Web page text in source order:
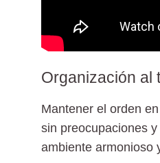
Organización al
Mantener el orden
sin preocupaciones y
ambiente armonioso